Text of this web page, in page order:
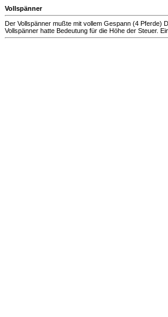
Vollspänner
Der Vollspänner mußte mit vollem Gespann (4 Pferde)
Vollspänner hatte Bedeutung für die Höhe der Steuer.